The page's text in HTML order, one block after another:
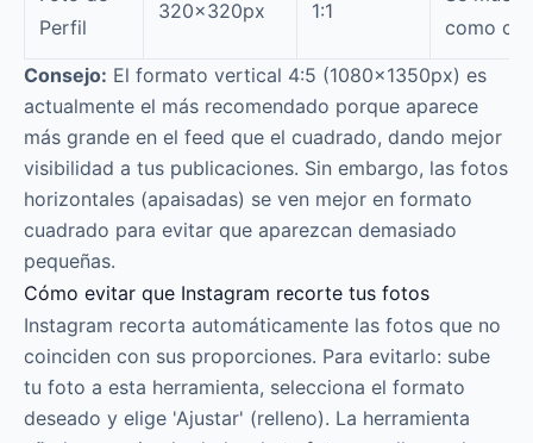
Perfil
320×320px 1:1
como
Consejo: El formato vertical 4:5 (1080×1350px) es
actualmente el más recomendado porque aparece
más grande en el feed que el cuadrado, dando mejor
visibilidad a tus publicaciones. Sin embargo, las fotos
horizontales (apaisadas) se ven mejor en formato
cuadrado para evitar que aparezcan demasiado
pequeñas.
Cómo evitar que Instagram recorte tus fotos
Instagram recorta automáticamente las fotos que no
coinciden con sus proporciones. Para evitarlo: sube
tu foto a esta herramienta, selecciona el formato
deseado y elige 'Ajustar' (relleno). La herramienta